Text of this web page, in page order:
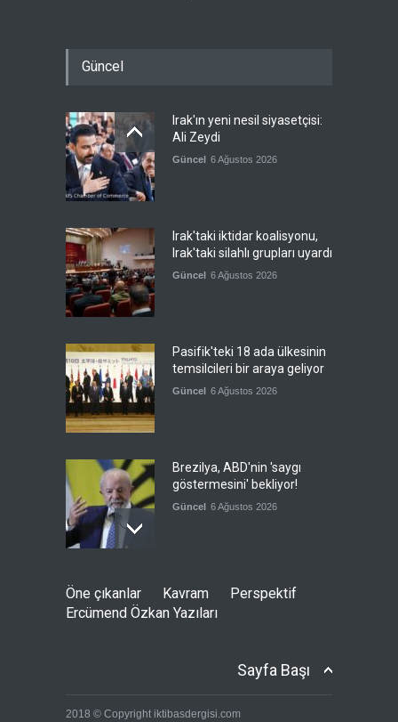
Güncel
Irak'ın yeni nesil siyasetçisi:
Ali Zeydi
Güncel 6 Ağustos 2026
Irak'taki iktidar koalisyonu,
Irak'taki silahlı grupları uyardı
Güncel 6 Ağustos 2026
Pasifik'teki 18 ada ülkesinin
temsilcileri bir araya geliyor
Güncel 6 Ağustos 2026
Brezilya, ABD'nin 'saygı
göstermesini' bekliyor!
Güncel 6 Ağustos 2026
Japonya, nükleer silah
karşıtlığını teyid etmedi
toplantısını Fas'ta yaptı
Öne çıkanlar Kavram
Perspektif
Ercümend Özkan Yazıları
Sayfa Başı
2018 © Copyright iktibasdergisi.com